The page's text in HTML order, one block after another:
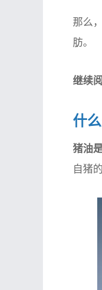
那么
肪。
继续
什
猪油
自猪